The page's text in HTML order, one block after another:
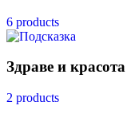
6 products
Здраве и красота
2 products